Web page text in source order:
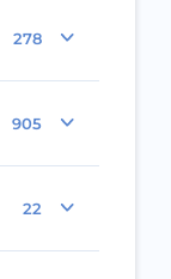
278
905
22